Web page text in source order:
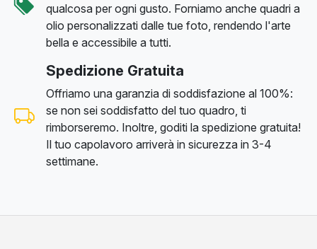
qualcosa per ogni gusto. Forniamo anche quadri a
olio personalizzati dalle tue foto, rendendo l'arte
bella e accessibile a tutti.
Spedizione Gratuita
Offriamo una garanzia di soddisfazione al 100%:
se non sei soddisfatto del tuo quadro, ti
rimborseremo. Inoltre, goditi la spedizione gratuita!
Il tuo capolavoro arriverà in sicurezza in 3-4
settimane.